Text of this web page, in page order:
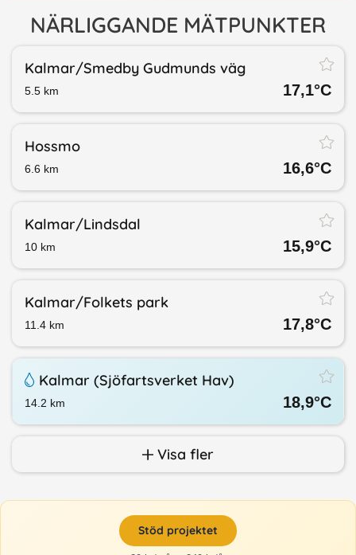
NÄRLIGGANDE MÄTPUNKTER
Kalmar/​Smedby Gudmunds väg
5.5 km 17,1°C
Hossmo
6.6 km 16,6°C
Kalmar/​Lindsdal
10 km 15,9°C
Kalmar/​Folkets park
11.4 km 17,8°C
Kalmar (Sjöfartsverket Hav)
14.2 km 18,9°C
Visa fler
Stöd projektet